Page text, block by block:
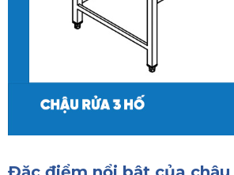
Đặc điểm nổi bật của
Chậu rửa 3 hố được sản xuất